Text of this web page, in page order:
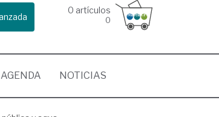
0 artículos
0
AGENDA NOTICIAS